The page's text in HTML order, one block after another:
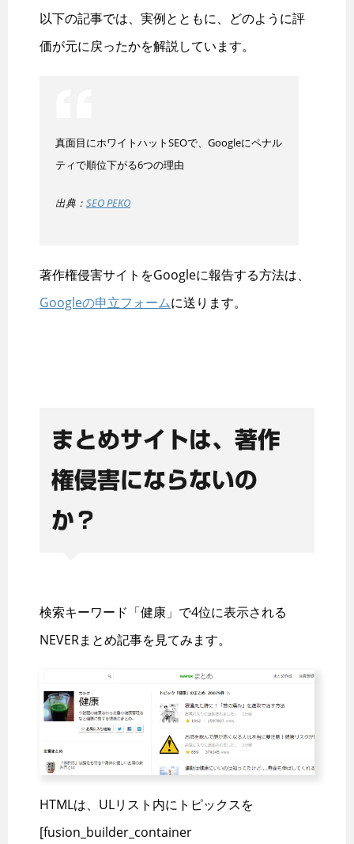
以下の記事では、実例とともに、どのように評
価が元に戻ったかを解説しています。
真面目にホワイトハットSEOで、Googleにペナル
ティで順位下がる6つの理由
出典： SEO PEKO
著作権侵害サイトをGoogleに報告する方法は、
Googleの申立フォームに送ります。
まとめサイトは、著作
権侵害にならないの
か？
検索キーワード「健康」で4位に表示される
NEVERまとめ記事を見てみます。
HTMLは、ULリスト内にトピックスを
[fusion_builder_container